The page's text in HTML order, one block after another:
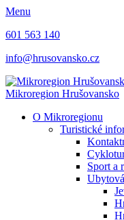
Menu
601 563 140
info@hrusovansko.cz
Mikroregion Hrušovansko
O Mikroregionu
Turistické
Sport a